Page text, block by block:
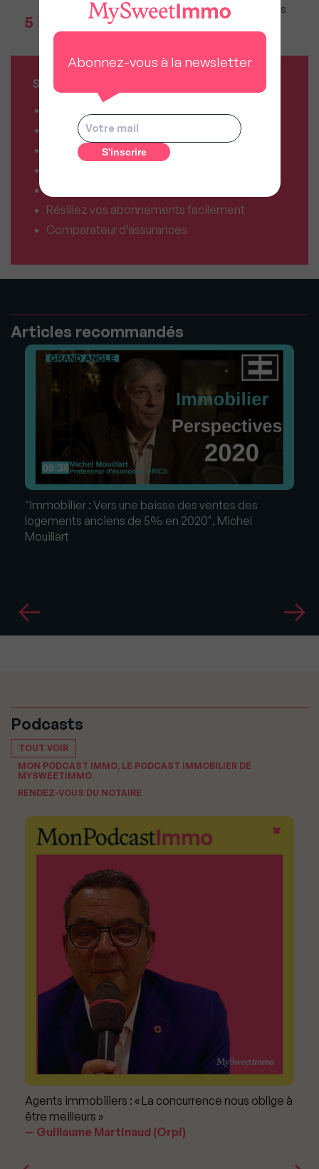
5
Marché immobilier (bilan Bien'ici) : La majorité des
studios partent désormais à la vente, pas à la
location
SERVICES MY SWEET'IMMO
Combien puis-je emprunter ?
Comparateur de forfaits mobile
Résiliez vos abonnements facilement
Comparateur d’assurances
Articles recommandés
"Immobilier : Vers une baisse des ventes des
logements anciens de 5% en 2020", Michel
Mouillart
Podcasts
TOUT VOIR
MON PODCAST IMMO, LE PODCAST IMMOBILIER DE
MYSWEETIMMO
RENDEZ-VOUS DU NOTAIRE
Agents immobiliers : « La concurrence nous oblige à
être meilleurs »
Guillaume Martinaud (Orpi)
Abonnez-vous à la newsletter